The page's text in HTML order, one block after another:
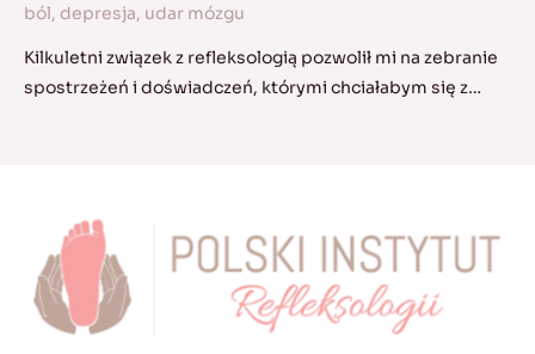
ból, depresja, udar mózgu
Kilkuletni związek z refleksologią pozwolił mi na zebranie
spostrzeżeń i doświadczeń, którymi chciałabym się z…